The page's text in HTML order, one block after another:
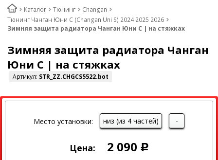
Каталог Тюнинг
Changan
Тюнинг Чанган Юни С (Changan Uni S) 2024 2025 2026
Зимняя защита радиатора Чанган Юни С | на стяжках
Зимняя защита радиатора Чанган
Юни С | на стяжках
Артикул: STR_ZZ.CHGCS5522.bot
Место установки: низ (из 4 частей) -
Цена: 2 090 Р